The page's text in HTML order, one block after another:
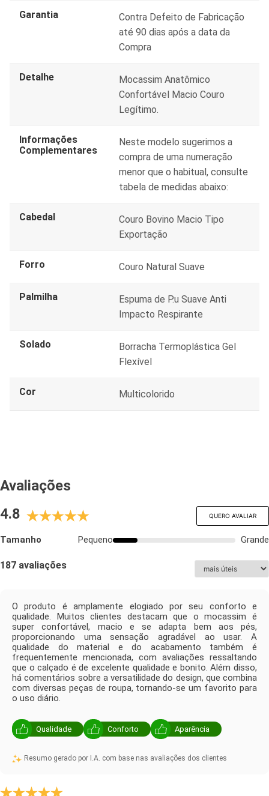
Garantia
Contra Defeito de Fabricação
até 90 dias após a data da
Compra
Detalhe
Mocassim Anatômico
Confortável Macio Couro
Legítimo.
Informações
Complementares
Neste modelo sugerimos a
compra de uma numeração
menor que o habitual, consulte
tabela de medidas abaixo:
Cabedal
Couro Bovino Macio Tipo
Exportação
Forro Couro Natural Suave
Palmilha
Espuma de P.u Suave Anti
Impacto Respirante
Solado
Borracha Termoplástica Gel
Flexível
Cor Multicolorido
Avaliações
4.8
Tamanho Pequeno Grande
QUERO AVALIAR
187 avaliações
O produto é amplamente elogiado por seu conforto e
qualidade. Muitos clientes destacam que o mocassim é
super confortável, macio e se adapta bem aos pés,
proporcionando uma sensação agradável ao usar. A
qualidade do material e do acabamento também é
frequentemente mencionada, com avaliações ressaltando
que o calçado é de excelente qualidade e bonito. Além disso,
há comentários sobre a versatilidade do design, que combina
com diversas peças de roupa, tornando-se um favorito para
o uso diário.
Qualidade Conforto Aparência
Resumo gerado por I.A. com base nas avaliações dos clientes